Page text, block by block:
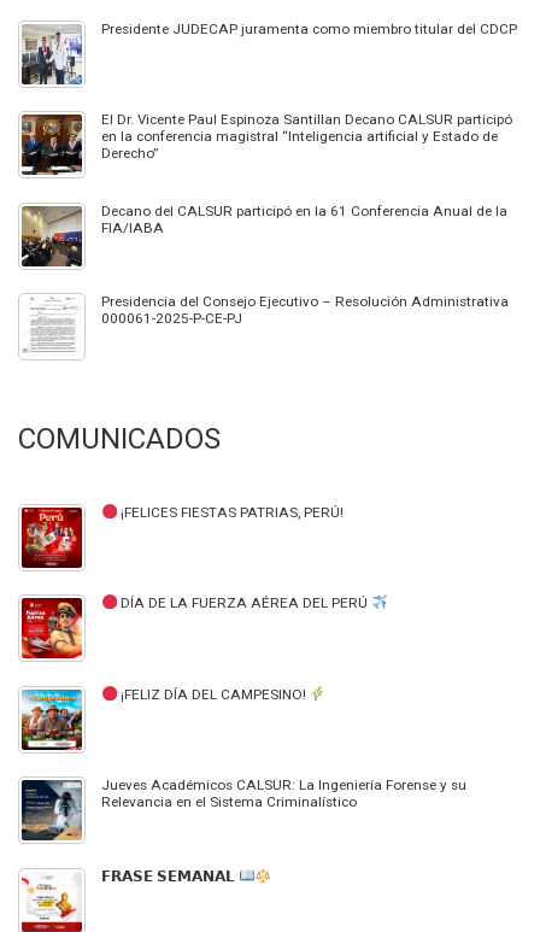
Presidente JUDECAP juramenta como miembro titular del CDCP
El Dr. Vicente Paul Espinoza Santillan Decano CALSUR participó
en la conferencia magistral “Inteligencia artificial y Estado de
Derecho”
Decano del CALSUR participó en la 61 Conferencia Anual de la
FIA/IABA
Presidencia del Consejo Ejecutivo – Resolución Administrativa
000061-2025-P-CE-PJ
COMUNICADOS
¡FELICES FIESTAS PATRIAS, PERÚ!
DÍA DE LA FUERZA AÉREA DEL PERÚ
¡FELIZ DÍA DEL CAMPESINO!
Jueves Académicos CALSUR: La Ingeniería Forense y su
Relevancia en el Sistema Criminalístico
𝗙𝗥𝗔𝗦𝗘 𝗦𝗘𝗠𝗔𝗡𝗔𝗟